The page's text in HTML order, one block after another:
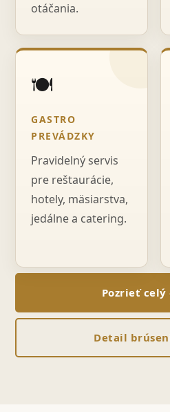
otáčania.
🍽️
GASTRO
PREVÁDZKY
Pravidelný servis
pre reštaurácie,
hotely, mäsiarstva,
jedálne a catering.
Pozrieť
Detail